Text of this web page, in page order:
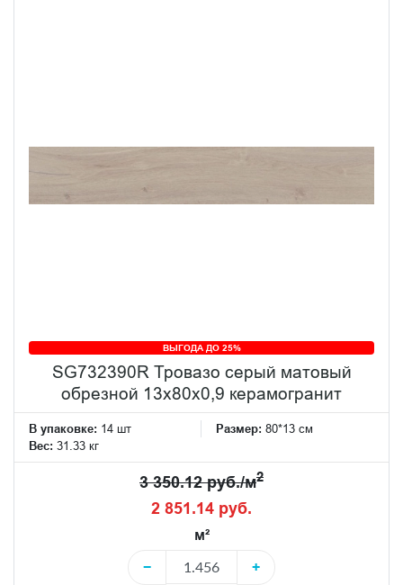
ВЫГОДА ДО 25%
SG732390R Тровазо серый матовый
обрезной 13x80x0,9 керамогранит
В упаковке: 14 шт Размер: 80*13 см
Вес: 31.33 кг
3 350.12 руб./м2
2 851.14 руб.
м²
−
+